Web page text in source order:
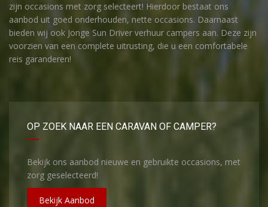
zijn occasions met zorg selecteert! Hierdoor bestaat ons
aanbod uit goed onderhouden, nette occasions. Daarnaast
bieden wij ook Jonge Sun Driver verhuur campers aan. Deze zijn
voorzien van een complete uitrusting, die u een comfortabele
reis garanderen!
OP ZOEK NAAR EEN CARAVAN OF CAMPER?
Bekijk ons aanbod nieuwe en gebruikte occasions, met
zorg geselecteerd!
Bekijk Aanbod